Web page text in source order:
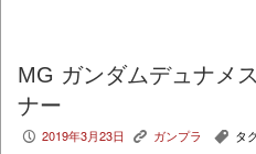
MG ガンダムデュナメ
ナー
P 2019年3月23日 K ガンプラ , タ